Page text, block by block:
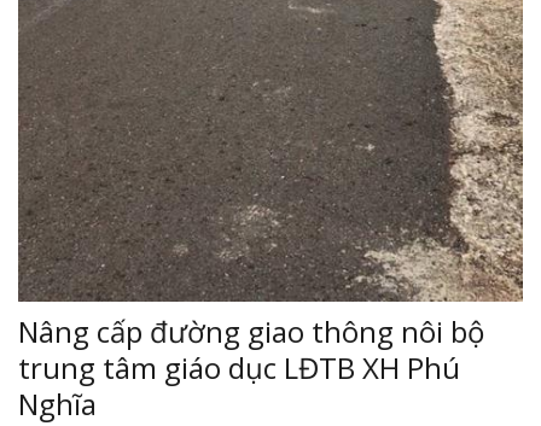
Nâng cấp đường giao thông nôi bộ
trung tâm giáo dục LĐTB XH Phú
Nghĩa